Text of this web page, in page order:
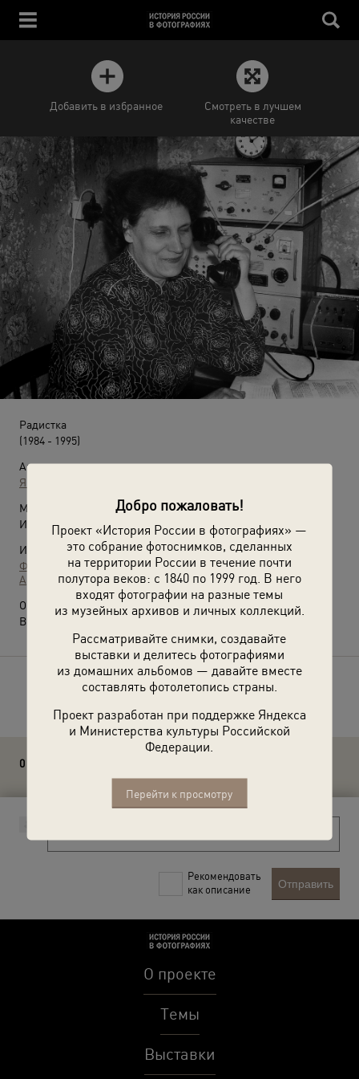
Добро пожаловать!
Проект «История России в фотографиях» —
это собрание фотоснимков, сделанных
на территории России в течение почти
полутора веков: с 1840 по 1999 год. В него
входят фотографии на разные темы
из музейных архивов и личных коллекций.
Рассматривайте снимки, создавайте
выставки и делитесь фотографиями
из домашних альбомов — давайте вместе
составлять фотолетопись страны.
Проект разработан при поддержке Яндекса
и Министерства культуры Российской
Федерации.
Перейти к просмотру
Добавить в избранное
Смотреть в лучшем
качестве
Радистка
(1984 - 1995)
Автор:
Яков Любченко
Место съемки:
Иркутская обл., г. Усть-Кут
Источники:
Фотографии пользователей russiainphoto.ru
Архив Якова Любченко
О фотографии:
Выставка
«Лица строителей БАМа» с этой фотографией.
Расскажите друзьям об этом фото
0 комментариев
Рекомендовать
как описание
Отправить
О проекте
Темы
Выставки